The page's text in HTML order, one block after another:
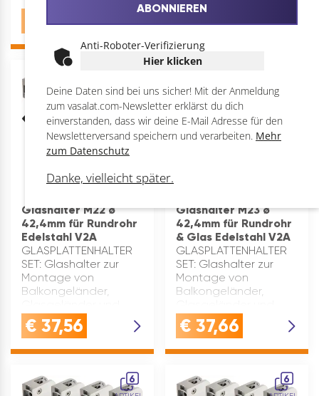
Glasgeländer und
Treppengeländer für
VierkantrohreGLASKLEMME
EDELSTAHL: Diese
Glashalterung ist aus
robustem, rostfreiem
Edelstahl …
41,33
Glasgeländer und
Treppengeländer für
VierkantrohreGLASKLEMME
EDELSTAHL: Diese
Glashalterung ist aus
Edelstahl …
€52,01
ARTIKEL
Glashalter M22 ø
42,4mm für Rundrohr
Edelstahl V2A
GLASPLATTENHALTER
SET: Glashalter zur
Montage von
Balkongeländer,
Treppengeländer für
RundrohreGLASKLEMME
Glashalterung ist aus
robustem, rostfreiem
Edelstahl gefe…
€ 37,56
ARTIKEL
Glashalter M23 ø
42,4mm für Rundrohr
& Glas Edelstahl V2A
GLASPLATTENHALTER
SET: Glashalter zur
Montage von
Balkongeländer,
Treppengeländer für
RundrohreGLASKLEMME
Glashalterung ist aus
robustem, rostfreiem
Edelstahl gefe…
€ 37,66
6 6
ABONNIEREN
Anti-Roboter-Verifizierung
Hier klicken
Deine Daten sind bei uns sicher! Mit der Anmeldung
zum vasalat.com-Newsletter erklärst du dich
einverstanden, dass wir deine E-Mail Adresse für den
Newsletterversand speichern und verarbeiten. Mehr
zum Datenschutz
Danke, vielleicht später.